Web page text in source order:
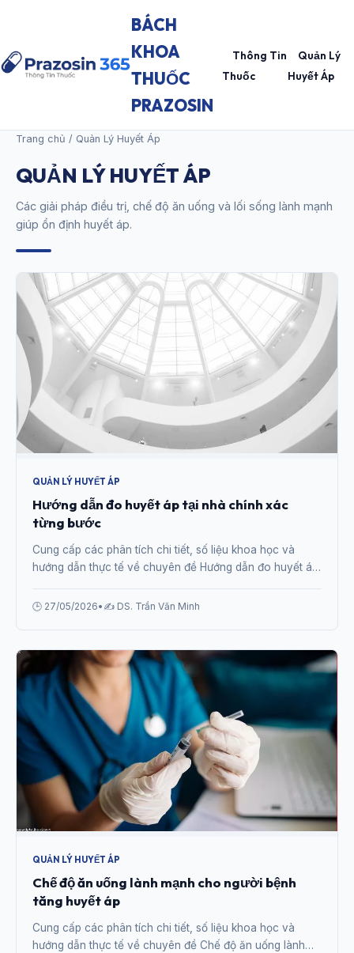
BÁCH
KHOA
THUỐC
PRAZOSIN
Thông Tin
Thuốc
Quản Lý
Huyết Áp
Trang chủ / Quản Lý Huyết Áp
QUẢN LÝ HUYẾT ÁP
Các giải pháp điều trị, chế độ ăn uống và lối sống lành mạnh
giúp ổn định huyết áp.
QUẢN LÝ HUYẾT ÁP
Hướng dẫn đo huyết áp tại nhà chính xác
từng bước
Cung cấp các phân tích chi tiết, số liệu khoa học và
hướng dẫn thực tế về chuyên đề Hướng dẫn đo huyết áp
🕒 27/05/2026• ✍️ DS. Trần Văn Minh
QUẢN LÝ HUYẾT ÁP
Chế độ ăn uống lành mạnh cho người bệnh
tăng huyết áp
Cung cấp các phân tích chi tiết, số liệu khoa học và
hướng dẫn thực tế về chuyên đề Chế độ ăn uống lành